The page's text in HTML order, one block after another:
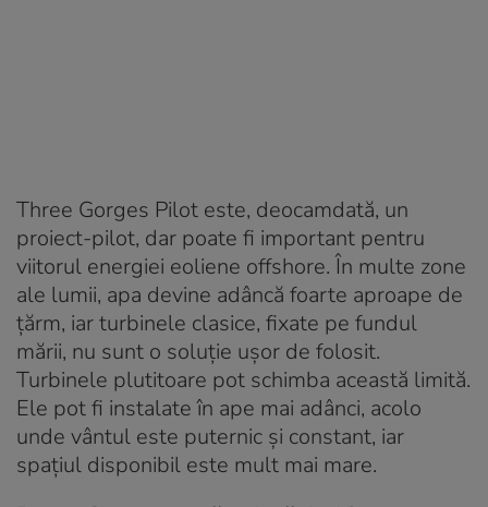
Three Gorges Pilot este, deocamdată, un
proiect-pilot, dar poate fi important pentru
viitorul energiei eoliene offshore. În multe zone
ale lumii, apa devine adâncă foarte aproape de
țărm, iar turbinele clasice, fixate pe fundul
mării, nu sunt o soluție ușor de folosit.
Turbinele plutitoare pot schimba această limită.
Ele pot fi instalate în ape mai adânci, acolo
unde vântul este puternic și constant, iar
spațiul disponibil este mult mai mare.